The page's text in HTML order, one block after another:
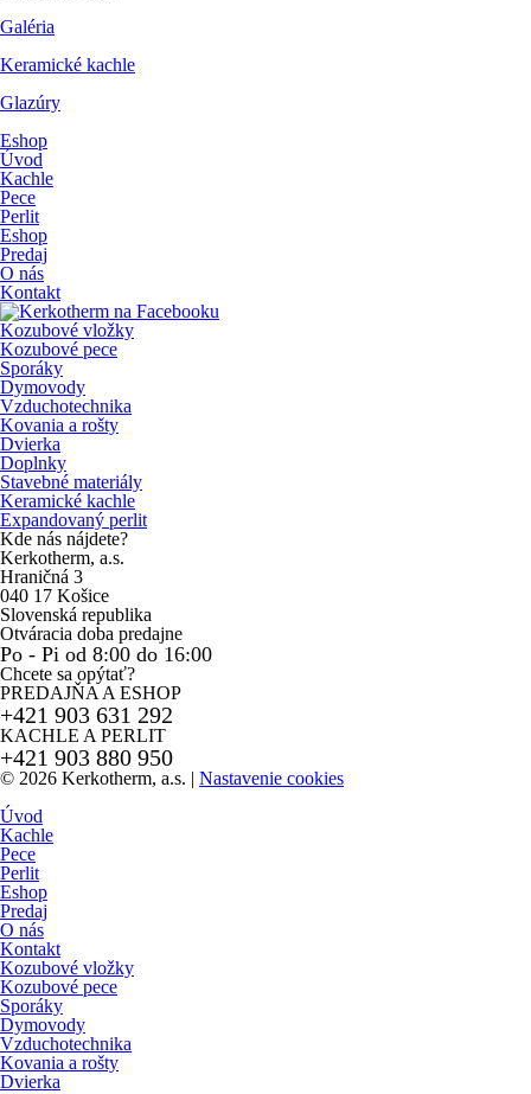
Galéria
Keramické kachle
Glazúry
Eshop
Úvod
Kachle
Pece
Perlit
Eshop
Predaj
O nás
Kontakt
Kozubové vložky
Kozubové pece
Sporáky
Dymovody
Vzduchotechnika
Kovania a rošty
Dvierka
Doplnky
Stavebné materiály
Keramické kachle
Expandovaný perlit
Kde nás nájdete?
Kerkotherm, a.s.
Hraničná 3
040 17 Košice
Slovenská republika
Otváracia doba predajne
Po - Pi od 8:00 do 16:00
Chcete sa opýtať?
PREDAJŇA A ESHOP
+421 903 631 292
KACHLE A PERLIT
+421 903 880 950
© 2026 Kerkotherm, a.s. | Nastavenie cookies
Úvod
Kachle
Pece
Perlit
Eshop
Predaj
O nás
Kontakt
Kozubové vložky
Kozubové pece
Sporáky
Dymovody
Vzduchotechnika
Kovania a rošty
Dvierka